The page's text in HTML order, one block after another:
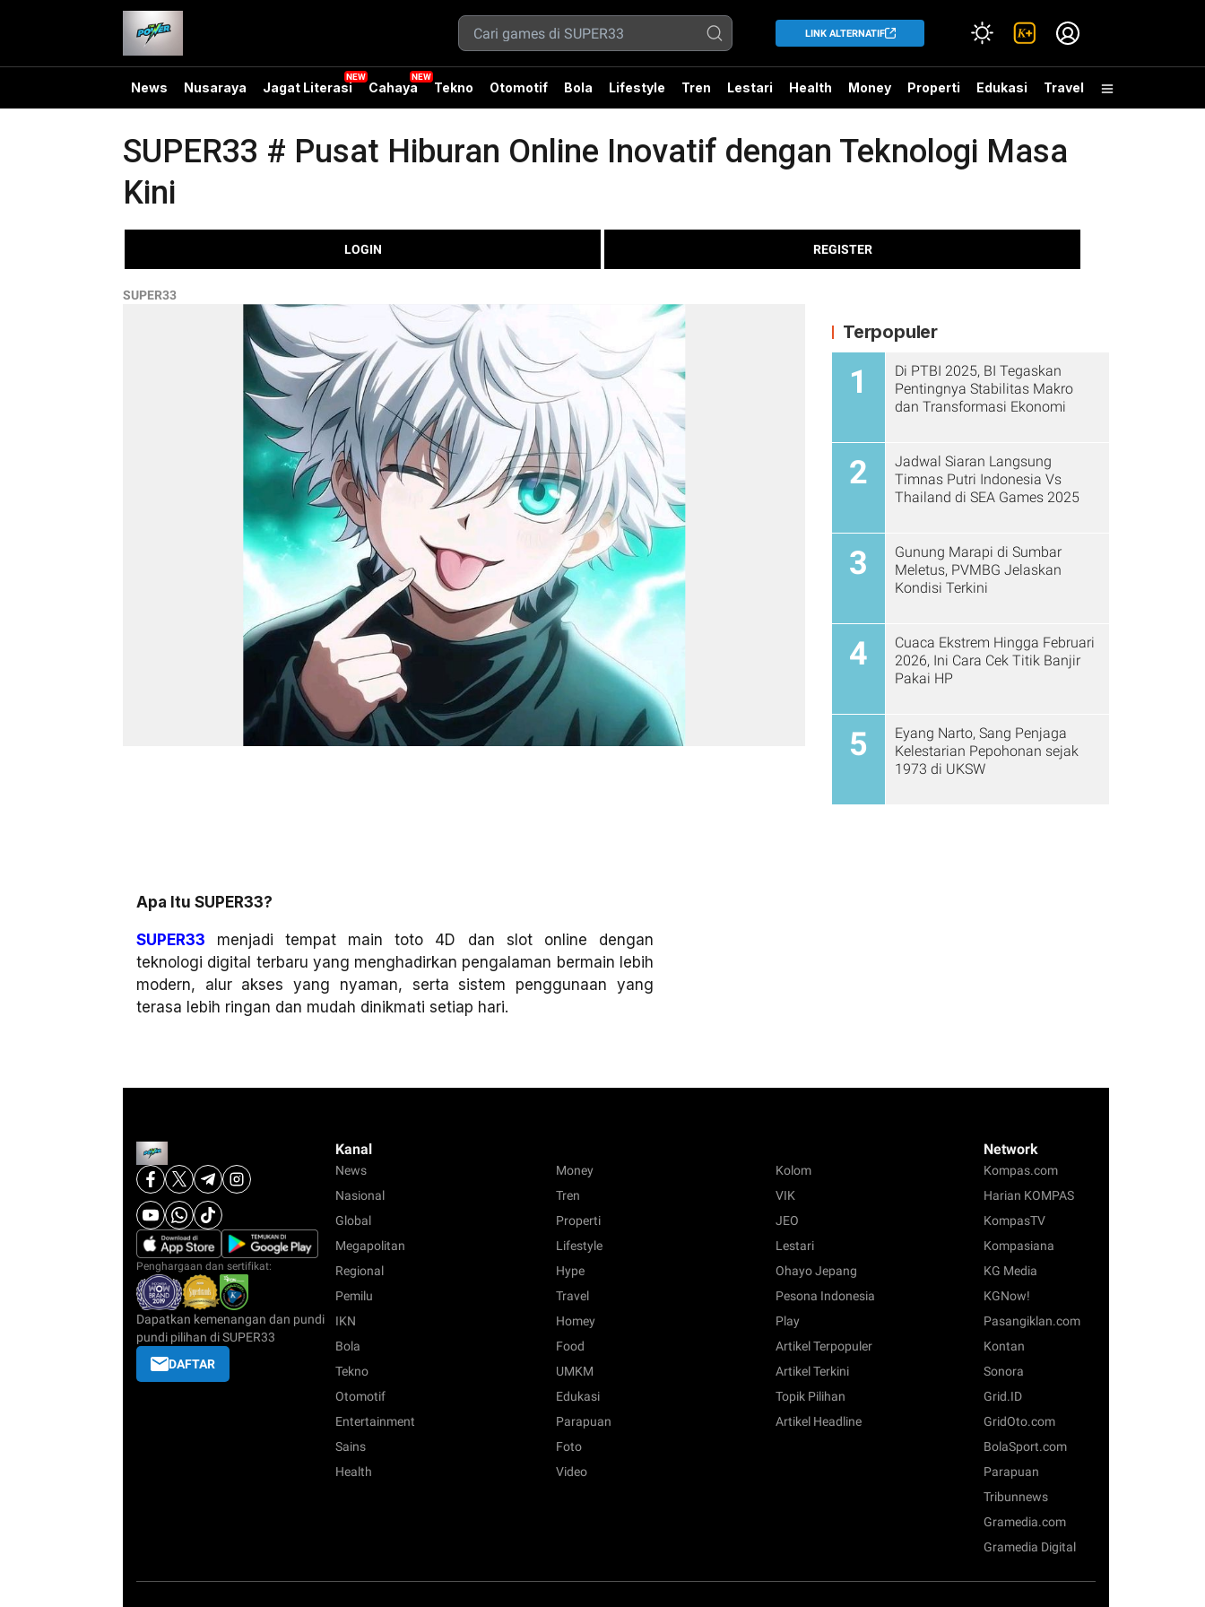
LINK ALTERNATIF
News Nusaraya Jagat Literasi Cahaya Tekno Otomotif Bola Lifestyle Tren Lestari Health Money Properti Edukasi Travel
SUPER33 # Pusat Hiburan Online Inovatif dengan Teknologi Masa
Kini
LOGIN REGISTER
SUPER33
Apa Itu SUPER33?
SUPER33 menjadi tempat main toto 4D dan slot online dengan
teknologi digital terbaru yang menghadirkan pengalaman bermain lebih
modern, alur akses yang nyaman, serta sistem penggunaan yang
terasa lebih ringan dan mudah dinikmati setiap hari.
Terpopuler
1
Di PTBI 2025, BI Tegaskan
Pentingnya Stabilitas Makro
dan Transformasi Ekonomi
2
Jadwal Siaran Langsung
Timnas Putri Indonesia Vs
Thailand di SEA Games 2025
3
Gunung Marapi di Sumbar
Meletus, PVMBG Jelaskan
Kondisi Terkini
4
Cuaca Ekstrem Hingga Februari
2026, Ini Cara Cek Titik Banjir
Pakai HP
5
Eyang Narto, Sang Penjaga
Kelestarian Pepohonan sejak
1973 di UKSW
Penghargaan dan sertifikat:
Dapatkan kemenangan dan pundi
pundi pilihan di SUPER33
DAFTAR
Kanal
News
Nasional
Global
Megapolitan
Regional
Pemilu
IKN
Bola
Tekno
Otomotif
Entertainment
Sains
Health
Money
Tren
Properti
Lifestyle
Hype
Travel
Homey
Food
UMKM
Edukasi
Parapuan
Foto
Video
Kolom
VIK
JEO
Lestari
Ohayo Jepang
Pesona Indonesia
Play
Artikel Terpopuler
Artikel Terkini
Topik Pilihan
Artikel Headline
Network
Kompas.com
Harian KOMPAS
KompasTV
Kompasiana
KG Media
KGNow!
Pasangiklan.com
Kontan
Sonora
Grid.ID
GridOto.com
BolaSport.com
Parapuan
Tribunnews
Gramedia.com
Gramedia Digital